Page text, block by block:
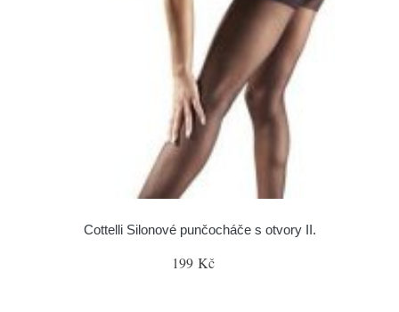
Cottelli Silonové punčocháče s otvory II.
199 Kč